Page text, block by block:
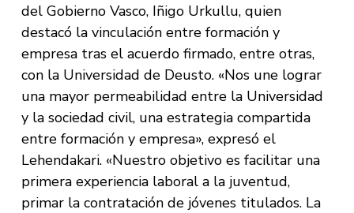
del Gobierno Vasco, Iñigo Urkullu, quien
destacó la vinculación entre formación y
empresa tras el acuerdo firmado, entre otras,
con la Universidad de Deusto. «Nos une lograr
una mayor permeabilidad entre la Universidad
y la sociedad civil, una estrategia compartida
entre formación y empresa», expresó el
Lehendakari. «Nuestro objetivo es facilitar una
primera experiencia laboral a la juventud,
primar la contratación de jóvenes titulados. La